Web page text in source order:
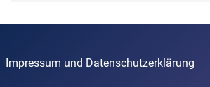
Impressum und Datenschutzerklärung